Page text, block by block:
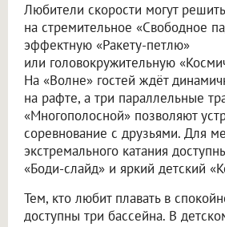
Любители скорости могут
на стремительное «Свободное
эффектную «Ракету-петлю»
или головокружительную
На «Волне» гостей ждёт
на рафте, а три параллельные
«Многополосной» позволяют
соревнование с друзьями. Для
экстремального катания
«Боди-слайд» и яркий детский
Тем, кто любит плавать в
доступны три бассейна. В